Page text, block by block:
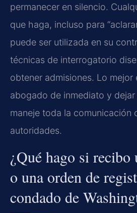
permanecer en silencio.
que haga, incluso para
puede ser utilizada en su
técnicas de interrogatorio
obtener admisiones. Lo mejor
abogado de inmediato y dejar
maneje toda la comunicación
autoridades.
¿Qué hago si recibo
o una orden de
condado de